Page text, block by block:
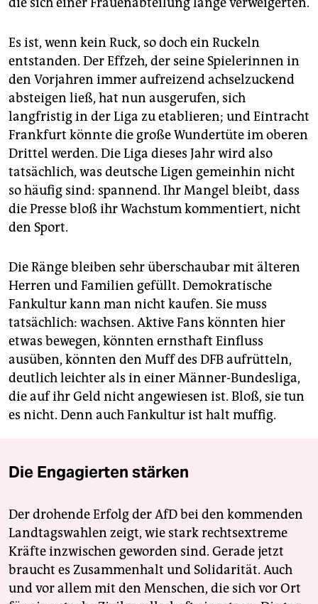
Es ist, wenn kein Ruck, so doch ein Ruckeln
entstanden. Der Effzeh, der seine Spielerinnen in
den Vorjahren immer aufreizend achselzuckend
absteigen ließ, hat nun ausgerufen, sich
langfristig in der Liga zu etablieren; und Eintracht
Frankfurt könnte die große Wundertüte im oberen
Drittel werden. Die Liga dieses Jahr wird also
tatsächlich, was deutsche Ligen gemeinhin nicht
so häufig sind: spannend. Ihr Mangel bleibt, dass
die Presse bloß ihr Wachstum kommentiert, nicht
den Sport.
Die Ränge bleiben sehr überschaubar mit älteren
Herren und Familien gefüllt. Demokratische
Fankultur kann man nicht kaufen. Sie muss
tatsächlich: wachsen. Aktive Fans könnten hier
etwas bewegen, könnten ernsthaft Einfluss
ausüben, könnten den Muff des DFB aufrütteln,
deutlich leichter als in einer Männer-Bundesliga,
die auf ihr Geld nicht angewiesen ist. Bloß, sie tun
es nicht. Denn auch Fankultur ist halt muffig.
Die Engagierten stärken
Der drohende Erfolg der AfD bei den kommenden
Landtagswahlen zeigt, wie stark rechtsextreme
Kräfte inzwischen geworden sind. Gerade jetzt
braucht es Zusammenhalt und Solidarität. Auch
und vor allem mit den Menschen, die sich vor Ort